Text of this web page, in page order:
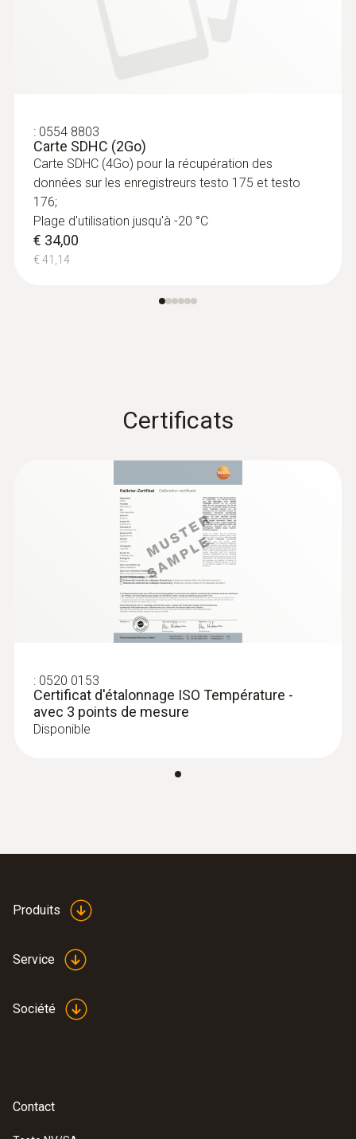
: 0554 8803
Carte SDHC (2Go)
Carte SDHC (4Go) pour la récupération des
données sur les enregistreurs testo 175 et testo
176;
Plage d'utilisation jusqu'à -20 °C
€ 34,00
€ 41,14
Certificats
: 0520 0153
Certificat d'étalonnage ISO Température -
avec 3 points de mesure
Disponible
Produits
Service
Société
Contact